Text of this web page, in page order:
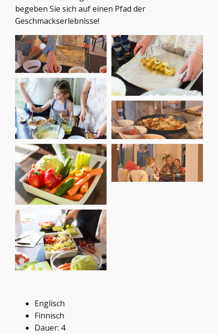
begeben Sie sich auf einen Pfad der
Geschmackserlebnisse!
Englisch
Finnisch
Dauer: 4